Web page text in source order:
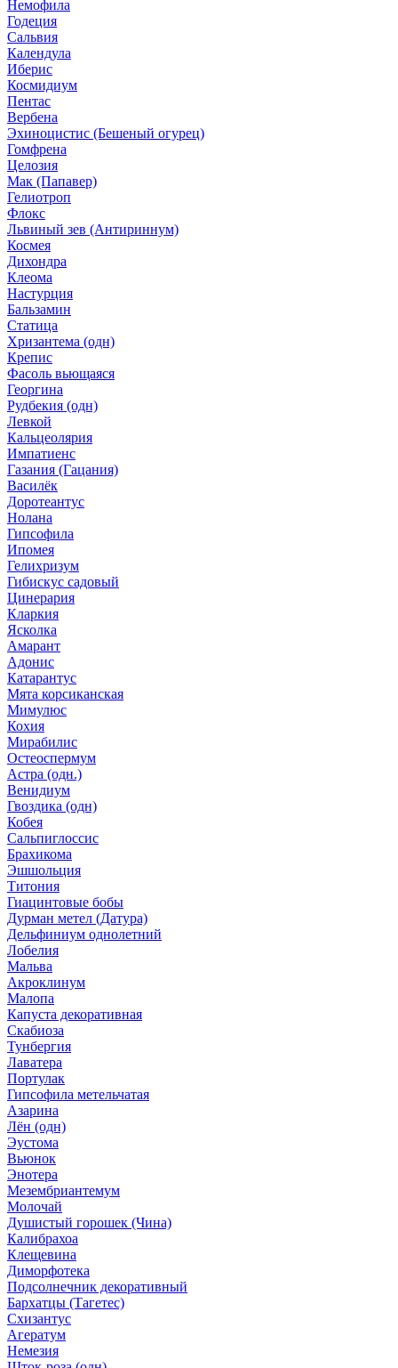
Немофила
Годеция
Сальвия
Календула
Иберис
Космидиум
Пентас
Вербена
Эхиноцистис (Бешеный огурец)
Гомфрена
Целозия
Мак (Папавер)
Гелиотроп
Флокс
Львиный зев (Антириннум)
Космея
Дихондра
Клеома
Настурция
Бальзамин
Статица
Хризантема (одн)
Крепис
Фасоль вьющаяся
Георгина
Рудбекия (одн)
Левкой
Кальцеолярия
Импатиенс
Газания (Гацания)
Василёк
Доротеантус
Нолана
Гипсофила
Ипомея
Гелихризум
Гибискус садовый
Цинерария
Кларкия
Ясколка
Амарант
Адонис
Катарантус
Мята корсиканская
Мимулюс
Кохия
Мирабилис
Остеоспермум
Астра (одн.)
Венидиум
Гвоздика (одн)
Кобея
Сальпиглоссис
Брахикома
Эшшольция
Титония
Гиацинтовые бобы
Дурман метел (Датура)
Дельфиниум однолетний
Лобелия
Мальва
Акроклинум
Малопа
Капуста декоративная
Скабиоза
Тунбергия
Лаватера
Портулак
Гипсофила метельчатая
Азарина
Лён (одн)
Эустома
Вьюнок
Энотера
Мезембриантемум
Молочай
Душистый горошек (Чина)
Калибрахоа
Клещевина
Диморфотека
Подсолнечник декоративный
Бархатцы (Тагетес)
Схизантус
Агератум
Немезия